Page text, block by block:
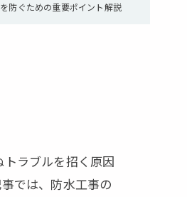
防ぐための重要ポイント解説
ラブルを招く原因
では、防水工事の